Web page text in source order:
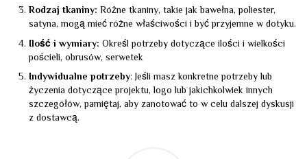
Rodzaj tkaniny: Różne tkaniny, takie jak bawełna, poliester,
satyna, mogą mieć różne właściwości i być przyjemne w dotyku.
Ilość i wymiary: Określ potrzeby dotyczące ilości i wielkości
pościeli, obrusów, serwetek
Indywidualne potrzeby: Jeśli masz konkretne potrzeby lub
życzenia dotyczące projektu, logo lub jakichkolwiek innych
szczegółów, pamiętaj, aby zanotować to w celu dalszej dyskusji
z dostawcą.